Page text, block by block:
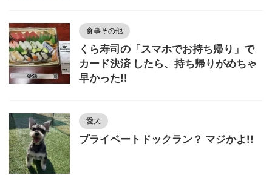
食事その他
くら寿司の「スマホでお持ち帰り」で
カード決済 したら、持ち帰りがめちゃ
早かった!!
愛犬
プライベートドックラン？ マジかよ!!